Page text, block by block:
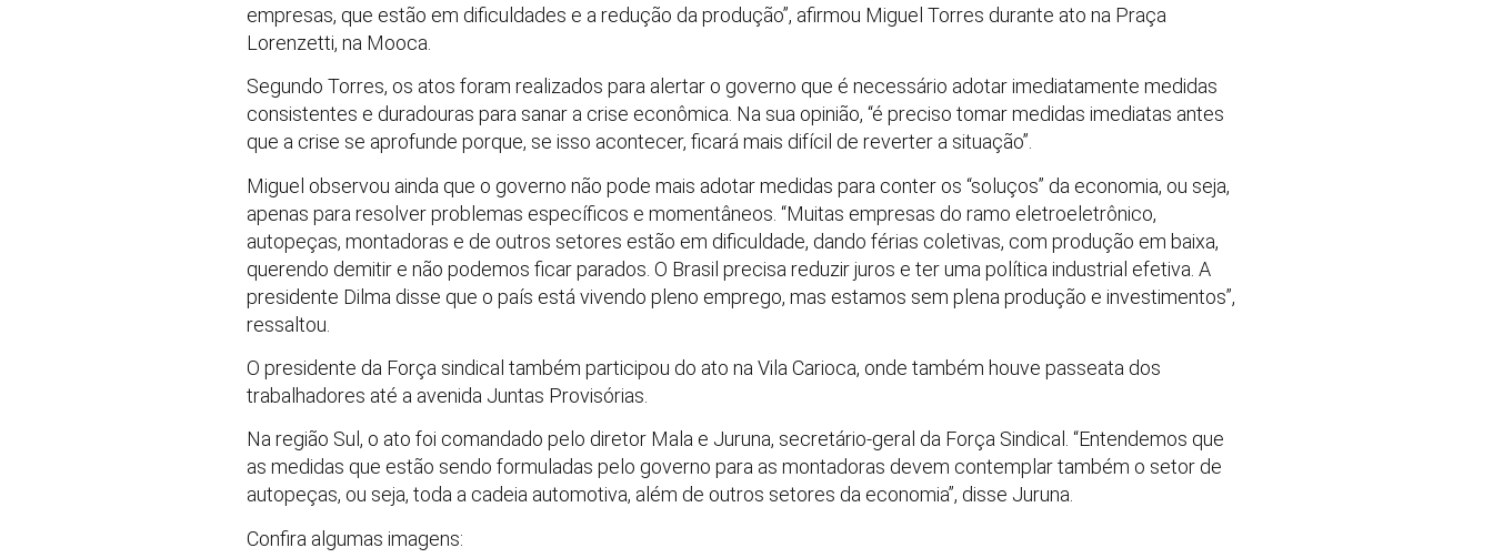
empresas, que estão em dificuldades e a redução da produção”, afirmou Miguel Torres durante ato na Praça
Lorenzetti, na Mooca.
Segundo Torres, os atos foram realizados para alertar o governo que é necessário adotar imediatamente medidas
consistentes e duradouras para sanar a crise econômica. Na sua opinião, “é preciso tomar medidas imediatas antes
que a crise se aprofunde porque, se isso acontecer, ficará mais difícil de reverter a situação”.
Miguel observou ainda que o governo não pode mais adotar medidas para conter os “soluços” da economia, ou seja,
apenas para resolver problemas específicos e momentâneos. “Muitas empresas do ramo eletroeletrônico,
autopeças, montadoras e de outros setores estão em dificuldade, dando férias coletivas, com produção em baixa,
querendo demitir e não podemos ficar parados. O Brasil precisa reduzir juros e ter uma política industrial efetiva. A
presidente Dilma disse que o país está vivendo pleno emprego, mas estamos sem plena produção e investimentos”,
ressaltou.
O presidente da Força sindical também participou do ato na Vila Carioca, onde também houve passeata dos
trabalhadores até a avenida Juntas Provisórias.
Na região Sul, o ato foi comandado pelo diretor Mala e Juruna, secretário-geral da Força Sindical. “Entendemos que
as medidas que estão sendo formuladas pelo governo para as montadoras devem contemplar também o setor de
autopeças, ou seja, toda a cadeia automotiva, além de outros setores da economia”, disse Juruna.
Confira algumas imagens: